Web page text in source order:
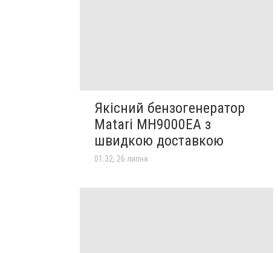
Якісний бензогенератор
Matari MH9000EA з
швидкою доставкою
01:32, 26 липня